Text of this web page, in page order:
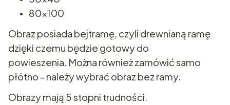
80x100
Obraz posiada bejtramę, czyli drewnianą ramę
dzięki czemu będzie gotowy do
powieszenia. Można również zamówić samo
płótno - należy wybrać obraz bez ramy.
Obrazy mają 5 stopni trudności.